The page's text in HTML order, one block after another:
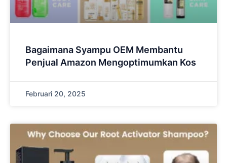
Bagaimana Syampu OEM Membantu
Penjual Amazon Mengoptimumkan Kos
Februari 20, 2025